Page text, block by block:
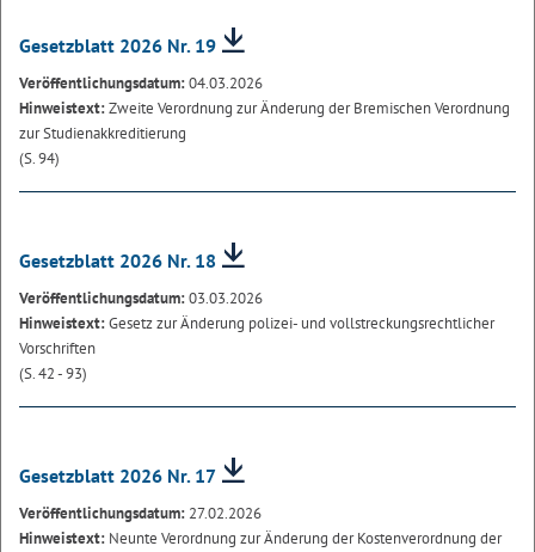
Gesetzblatt 2026 Nr. 19
Veröffentlichungsdatum:04.03.2026
Hinweistext:Zweite Verordnung zur Änderung der Bremischen Verordnung
zur Studienakkreditierung
(S. 94)
Gesetzblatt 2026 Nr. 18
Veröffentlichungsdatum:03.03.2026
Hinweistext:Gesetz zur Änderung polizei- und vollstreckungsrechtlicher
Vorschriften
(S. 42 - 93)
Gesetzblatt 2026 Nr. 17
Veröffentlichungsdatum: 27.02.2026
Hinweistext: Neunte Verordnung zur Änderung der Kostenverordnung der